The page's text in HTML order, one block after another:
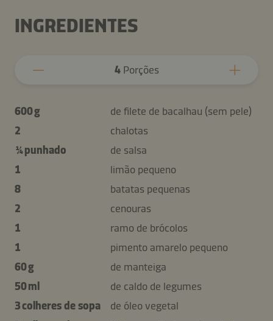
INGREDIENTES
4Porções
600 g
de filete de bacalhau (sem pele)
2
chalotas
¼ punhado
de salsa
1
limão pequeno
8
batatas pequenas
2
cenouras
1
ramo de brócolos
1
pimento amarelo pequeno
60 g
de manteiga
50 ml
de caldo de legumes
3 colheres de sopa
de óleo vegetal